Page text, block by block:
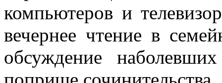
компьютеров и
вечернее чтение в
обсуждение